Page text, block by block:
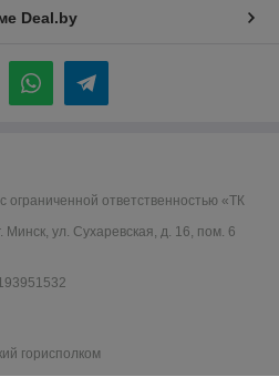
Deal.by
ограниченной ответственностью «ТК
Минск, ул. Сухаревская, д. 16, пом. 6
горисполком